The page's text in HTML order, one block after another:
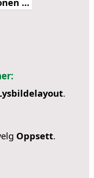
.
Oppsett.